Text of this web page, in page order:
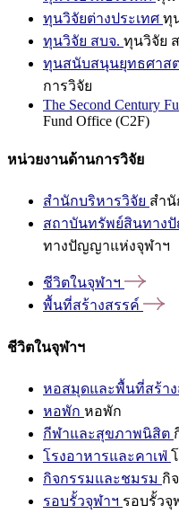
ทุนวิจัยต่างประเทศ ทุ
ทุนวิจัย สบจ. ทุนวิจัย
ทุนสนับสนุนยุทธศาส
การวิจัย
The Second Century
Fund Office (C2F)
หน่วยงานด้านการวิจัย
สำนักบริหารวิจัย สำนั
สถาบันทรัพย์สินทาง
ทางปัญญาแห่งจุฬาฯ
ชีวิตในจุฬาฯ
พื้นที่สร้างสรรค์
ชีวิตในจุฬาฯ
หอสมุดและพื้นที่สร้าง
หอพัก หอพัก
กีฬาและสุขภาพนิสิต
โรงอาหารและคาเฟ่
กิจกรรมและชมรม กิ
รอบรั้วจุฬาฯ รอบรั้วจุ